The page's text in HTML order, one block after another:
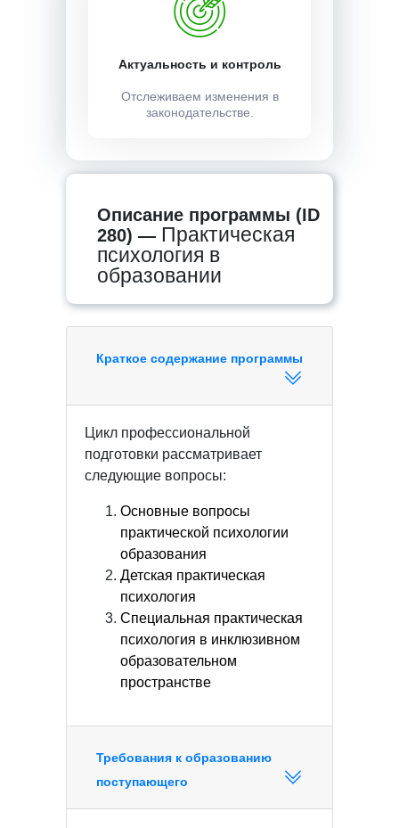
Актуальность и контроль
Отслеживаем изменения в
законодательстве.
Описание программы (ID
280) — Практическая
психология в
образовании
Краткое содержание программы
Цикл профессиональной
подготовки рассматривает
следующие вопросы:
Основные вопросы
практической психологии
образования
Детская практическая
психология
Специальная практическая
психология в инклюзивном
образовательном
пространстве
Требования к образованию
поступающего